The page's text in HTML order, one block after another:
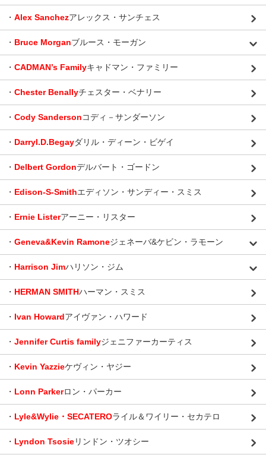
・ Alex Sanchezアレックス・サンチェス
・ Bruce Morganブルース・モーガン
・ CADMAN’s Familyキャドマン・ファミリー
・ Chester Benallyチェスター・ベナリー
・ Cody Sandersonコディ－サンダーソン
・ Darryl.D.Begayダリル・ディーン・ビゲイ
・ Delbert Gordonデルバート・ゴードン
・ Edison-S-Smithエディソン・サンディー・スミス
・ Ernie Listerアーニー・リスター
・ Geneva&Kevin Ramoneジェネーバ&ケビン・ラモーン
・ Harrison Jimハリソン・ジム
・ HERMAN SMITHハーマン・スミス
・ Ivan Howardアイヴァン・ハワード
・ Jennifer Curtis familyジェニファーカーティス
・ Kevin Yazzieケヴィン・ヤジー
・ Lonn Parkerロン・パーカー
・ Lyle&Wylie・SECATEROライル＆ワイリー・セカテロ
・ Lyndon Tsosieリンドン・ツオシー